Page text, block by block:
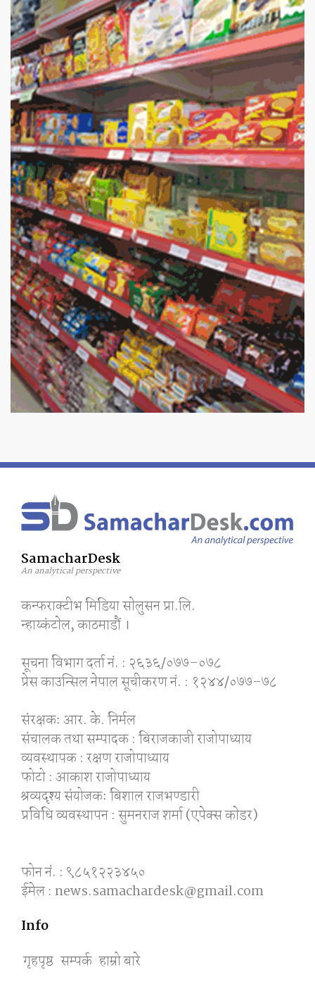
SamacharDesk
An analytical perspective
कन्फराक्टीभ मिडिया साेलुसन प्रा.लि.
न्हाय्कंटाेल, काठमाडाैं ।
सूचना विभाग दर्ता नं. : २६३६/०७७–०७८
प्रेस काउन्सिल नेपाल सूचीकरण नं. : १२४४/०७७–७८
संरक्षकः आर. के. निर्मल
संचालक तथा सम्पादक : बिराजकाजी राजोपाध्याय
व्यवस्थापक : रक्षण राजोपाध्याय
फोटो : आकाश राजोपाध्याय
श्रव्यदृश्य संयोजकः बिशाल राजभण्डारी
प्रविधि व्यवस्थापन : सुमनराज शर्मा (एपेक्स काेडर)
फोन नं. : ९८५१२२३४५०
ईमेल : news.samachardesk@gmail.com
Info
गृहपृष्ठ सम्पर्क हाम्रो बारे